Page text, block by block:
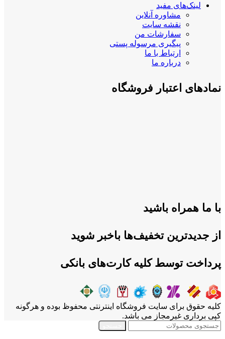
لینک‌های مفید
مشاوره آنلاین
نقشه سایت
سفارشات من
پیگیری مرسوله پستی
ارتباط با ما
درباره ما
نمادهای اعتبار فروشگاه
با ما همراه باشید
از جدیدترین تخفیف‌ها باخبر شوید
پرداخت توسط کلیه کارت‌های بانکی
کلیه حقوق برای سایت فروشگاه اینترنتی محفوظ بوده و هرگونه
کپی برداری غیرمجاز می باشد.